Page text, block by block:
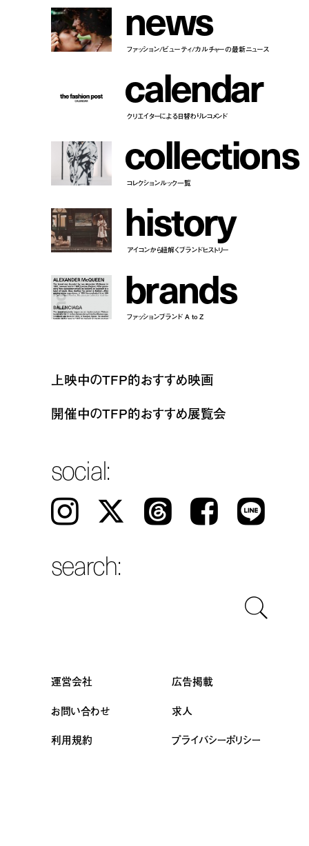
news
ファッション/ビューティ/カルチャーの最新ニュース
calendar
クリエイターによる日替わりレコメンド
collections
コレクションルック一覧
history
アイコンから紐解くブランドヒストリー
brands
ファッションブランド A to Z
上映中のTFP的おすすめ映画
開催中のTFP的おすすめ展覧会
social:
Instagram 𝕏 Threads Facebook LINE
search:
運営会社
広告掲載
お問い合わせ
求人
利用規約 プライバシーポリシー